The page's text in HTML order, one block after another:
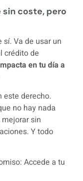
sin coste, pero
Va de usar un
crédito de
en tu día a
este derecho.
no hay nada
sin
Y todo
Accede a tu